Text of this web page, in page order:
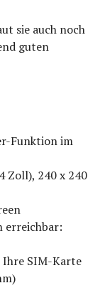
sie auch noch
guten
Funktion im
Zoll), 240 x 240
erreichbar:
SIM-Karte